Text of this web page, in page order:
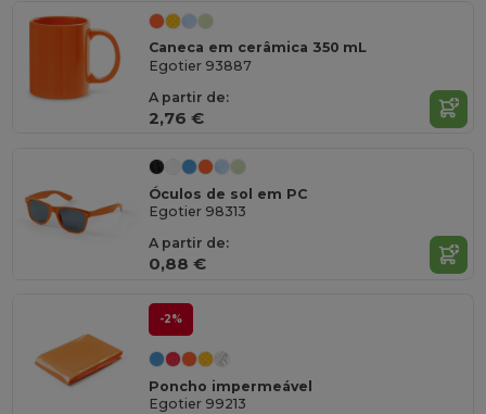
Caneca em cerâmica 350 mL
Egotier 93887
A partir de:
2,76 €
Óculos de sol em PC
Egotier 98313
A partir de:
0,88 €
-2%
Poncho impermeável
Egotier 99213